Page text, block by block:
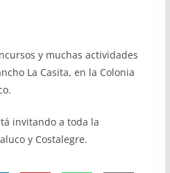
y muchas actividades
La Casita, en la Colonia
invitando a toda la
y Costalegre.